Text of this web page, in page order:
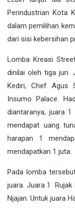
Perindustrian Kota
dalam pemilihan
dari sisi kebersihan
Lomba Kreasi
dinilai oleh tiga juri.
Kediri, Chef Agus
Insumo Palace.
diantaranya, juara
mendapat uang
harapan 1
mendapatkan 1 juta.
Pada lomba
juara. Juara 1 Rujak
Njajan. Untuk juara